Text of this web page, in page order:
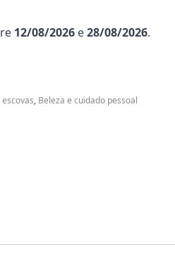
12/08/2026 e28/08/2026.
, Beleza e cuidado pessoal